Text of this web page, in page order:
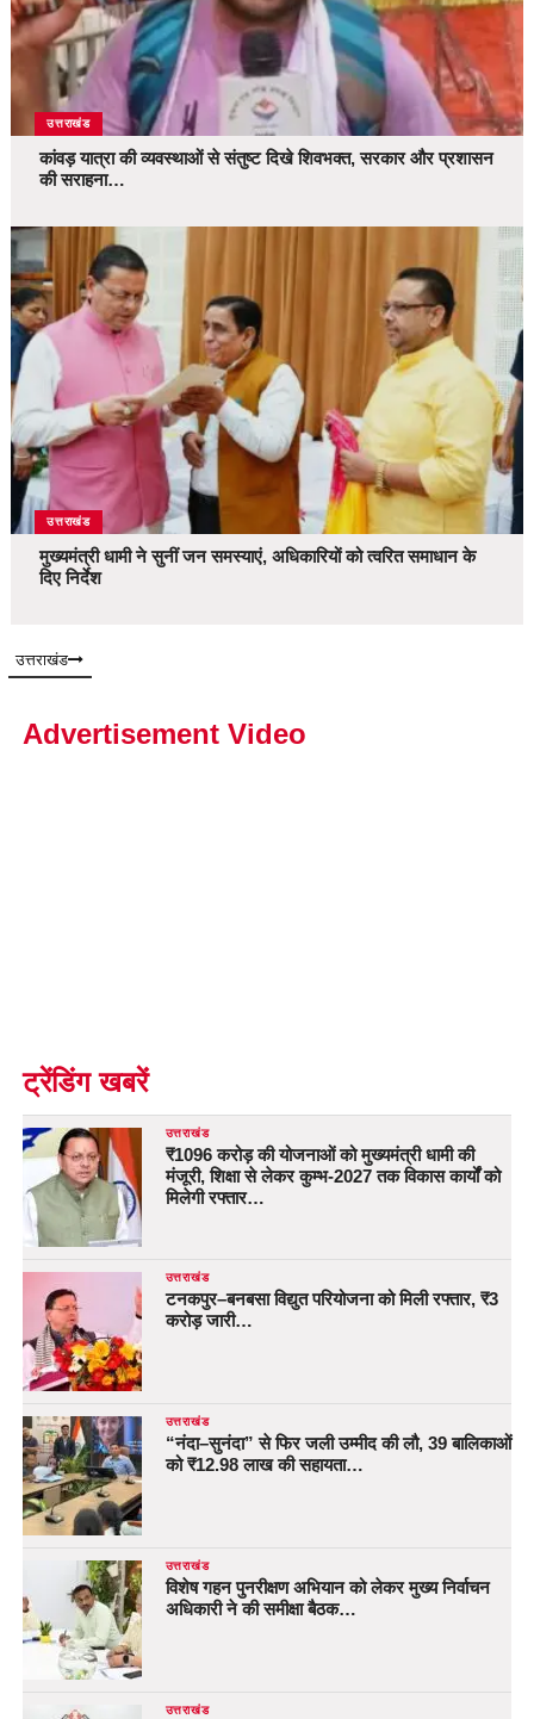
उत्तराखंड
कांवड़ यात्रा की व्यवस्थाओं से संतुष्ट दिखे शिवभक्त, सरकार और प्रशासन
की सराहना…
उत्तराखंड
मुख्यमंत्री धामी ने सुनीं जन समस्याएं, अधिकारियों को त्वरित समाधान के
दिए निर्देश
उत्तराखंड
Advertisement Video
ट्रेंडिंग खबरें
उत्तराखंड
₹1096 करोड़ की योजनाओं को मुख्यमंत्री धामी की
मंजूरी, शिक्षा से लेकर कुम्भ-2027 तक विकास कार्यों को
मिलेगी रफ्तार…
उत्तराखंड
टनकपुर–बनबसा विद्युत परियोजना को मिली रफ्तार, ₹3
करोड़ जारी…
उत्तराखंड
“नंदा–सुनंदा” से फिर जली उम्मीद की लौ, 39 बालिकाओं
को ₹12.98 लाख की सहायता…
उत्तराखंड
विशेष गहन पुनरीक्षण अभियान को लेकर मुख्य निर्वाचन
अधिकारी ने की समीक्षा बैठक…
उत्तराखंड